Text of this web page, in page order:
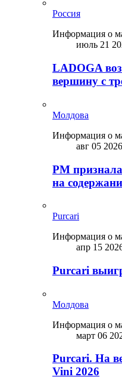
Россия
Информация о
июль 21
LADOGA
вершину с
Молдова
Информация о
авг 05 2026
PM
на
Purcari
Информация о
апр 15
Purcari
Молдова
Информация о
март 06
Purcari. На
Vini 2026